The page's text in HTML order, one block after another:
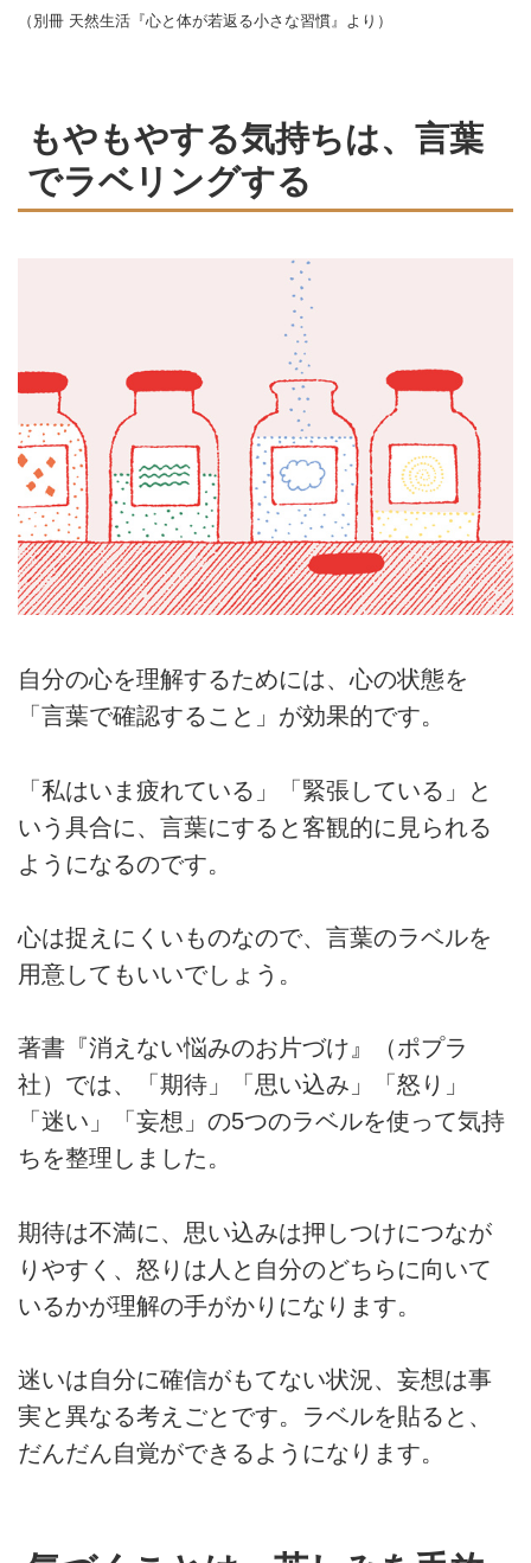
（別冊 天然生活『心と体が若返る小さな習慣』より）
もやもやする気持ちは、言葉
でラベリングする
自分の心を理解するためには、心の状態を
「言葉で確認すること」が効果的です。
「私はいま疲れている」「緊張している」と
いう具合に、言葉にすると客観的に見られる
ようになるのです。
心は捉えにくいものなので、言葉のラベルを
用意してもいいでしょう。
著書『消えない悩みのお片づけ』（ポプラ
社）では、「期待」「思い込み」「怒り」
「迷い」「妄想」の5つのラベルを使って気持
ちを整理しました。
期待は不満に、思い込みは押しつけにつなが
りやすく、怒りは人と自分のどちらに向いて
いるかが理解の手がかりになります。
迷いは自分に確信がもてない状況、妄想は事
実と異なる考えごとです。ラベルを貼ると、
だんだん自覚ができるようになります。